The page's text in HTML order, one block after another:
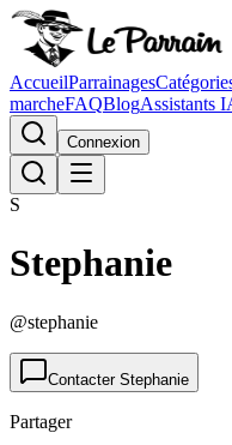
AccueilParrainages
marcheFAQBlogAssistants
Connexion
S
Stephanie
@stephanie
ContacterStephanie
Partager